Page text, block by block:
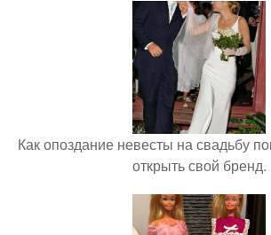
Как опоздание невесты на свадьбу
открыть свой бренд.